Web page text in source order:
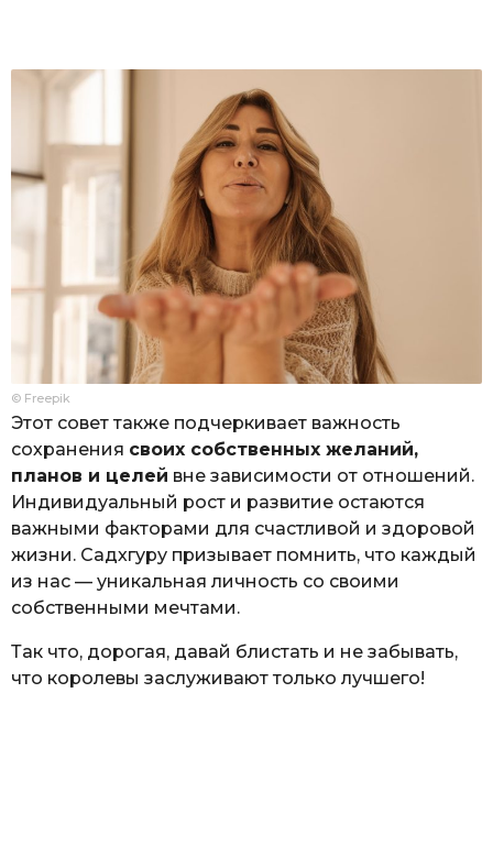
© Freepik
Этот совет также подчеркивает важность
сохранения своих собственных желаний,
планов и целей вне зависимости от отношений.
Индивидуальный рост и развитие остаются
важными факторами для счастливой и здоровой
жизни. Садхгуру призывает помнить, что каждый
из нас — уникальная личность со своими
собственными мечтами.
Так что, дорогая, давай блистать и не забывать,
что королевы заслуживают только лучшего!